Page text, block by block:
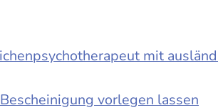
mit
vorlegen lassen